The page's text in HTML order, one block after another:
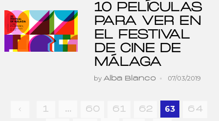
10 PELÍCULAS
PARA VER EN
EL FESTIVAL
DE CINE DE
MÁLAGA
by Alba Blanco 07/03/2019
Navegación
1 … 60 61 62 63
64